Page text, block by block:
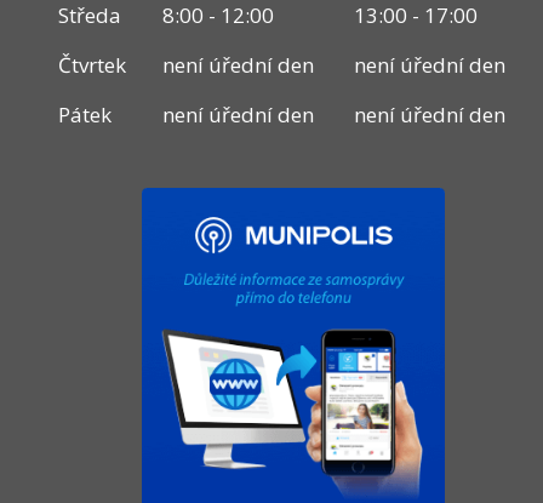
Středa
8:00 - 12:00
13:00 - 17:00
Čtvrtek
není úřední den
není úřední den
Pátek
není úřední den není úřední den